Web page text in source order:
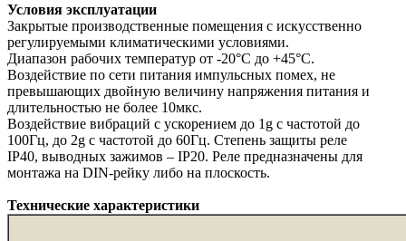
Условия эксплуатации
Закрытые производственные помещения с искусственно
регулируемыми климатическими условиями.
Диапазон рабочих температур от -20°С до +45°С.
Воздействие по сети питания импульсных помех, не
превышающих двойную величину напряжения питания и
длительностью не более 10мкс.
Воздействие вибраций с ускорением до 1g с частотой до
100Гц, до 2g с частотой до 60Гц. Степень защиты реле
IP40, выводных зажимов – IP20. Реле предназначены для
монтажа на DIN-рейку либо на плоскость.
Технические характеристики